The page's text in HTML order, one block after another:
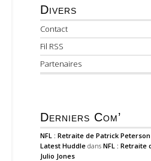
Divers
Contact
Fil RSS
Partenaires
Derniers Com’
NFL : Retraite de Patrick
Latest Huddle dansNFL : Retraite
Julio Jones